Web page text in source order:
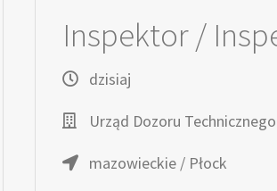
dzisiaj
Urząd Dozoru Technicznego
mazowieckie / Płock